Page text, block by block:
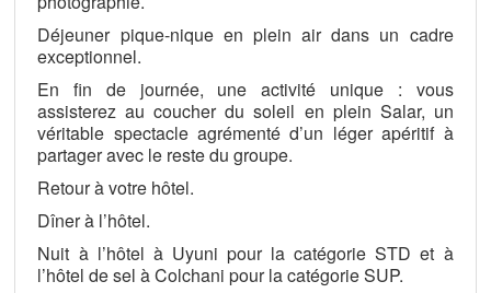
Déjeuner pique-nique en plein air dans un cadre
exceptionnel.
En fin de journée, une activité unique : vous
assisterez au coucher du soleil en plein Salar, un
véritable spectacle agrémenté d’un léger apéritif à
partager avec le reste du groupe.
Retour à votre hôtel.
Dîner à l’hôtel.
Nuit à l’hôtel à Uyuni pour la catégorie STD et à
l’hôtel de sel à Colchani pour la catégorie SUP.